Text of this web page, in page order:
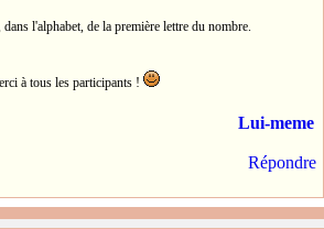
l'alphabet, de la première lettre du nombre.
à tous les participants !
Lui-meme
Répondre